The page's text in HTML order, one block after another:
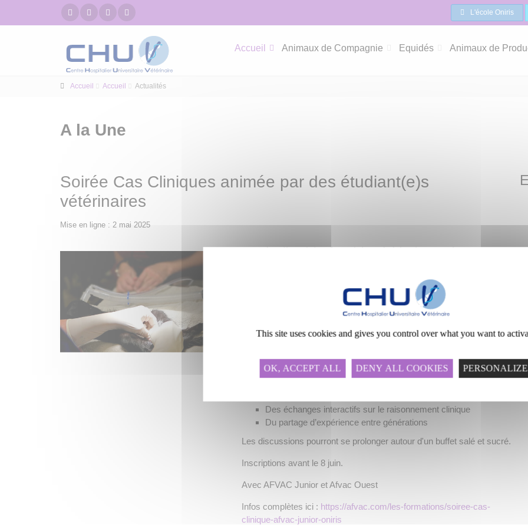
L'école Oniris
Accueil Animaux de Compagnie Equidés Animaux de
Accueil Accueil Actualités
A la Une
Soirée Cas Cliniques animée par des étudiant(e)s
vétérinaires
Mise en ligne : 2 mai 2025
Les étudiant(e)s, futur(e)s vétérinaires, animeront
A Oniris VetoAgroBio, Campus vétérinaire de la Chantrerie
praticiens et s'organisera autour de cas cliniques que présenteront les
Au programme :
Des échanges interactifs sur le raisonnement clinique
Du partage d’expérience entre générations
Les discussions pourront se prolonger autour d'un buffet salé et sucré.
Inscriptions avant le 8 juin.
Avec AFVAC Junior et Afvac Ouest
Infos complètes ici : https://afvac.com/les-formations/soiree-cas-
clinique-afvac-junior-oniris
This site uses cookies and gives you control over what you want to
OK, ACCEPT ALL DENY ALL COOKIES PERSONALIZE